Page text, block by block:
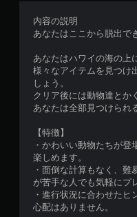
内容の説明
あなたはここから脱出で
あなたはハワイの海の上
様々なアイテムを見つけ
しょう。
クリア後には動物達とか
あなたは全部見つけられ
【特徴】
・かわいい動物たちが
楽しめます。
・面倒な計算もなく、
が苦手な人でも気軽にプ
・進行状況に合わせた
心配はありません。